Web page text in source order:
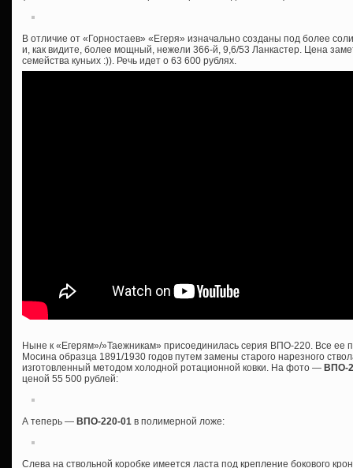
В отличие от «Горностаев» «Егеря» изначально созданы под более
и, как видите, более мощный, нежели 366-й, 9,6/53 Ланкастер. Цена
семейства куньих :)). Речь идет о 63 600 рублях.
Ныне к «Егерям»/»Таежникам» присоединилась серия ВПО-220. Все ее
Мосина образца 1891/1930 годов путем замены старого нарезного
изготовленный методом холодной ротационной ковки. На фото — ВПО-
ценой 55 500 рублей:
А теперь — ВПО-220-01 в полимерной ложе:
Слева на ствольной коробке имеется ласта под крепление бокового